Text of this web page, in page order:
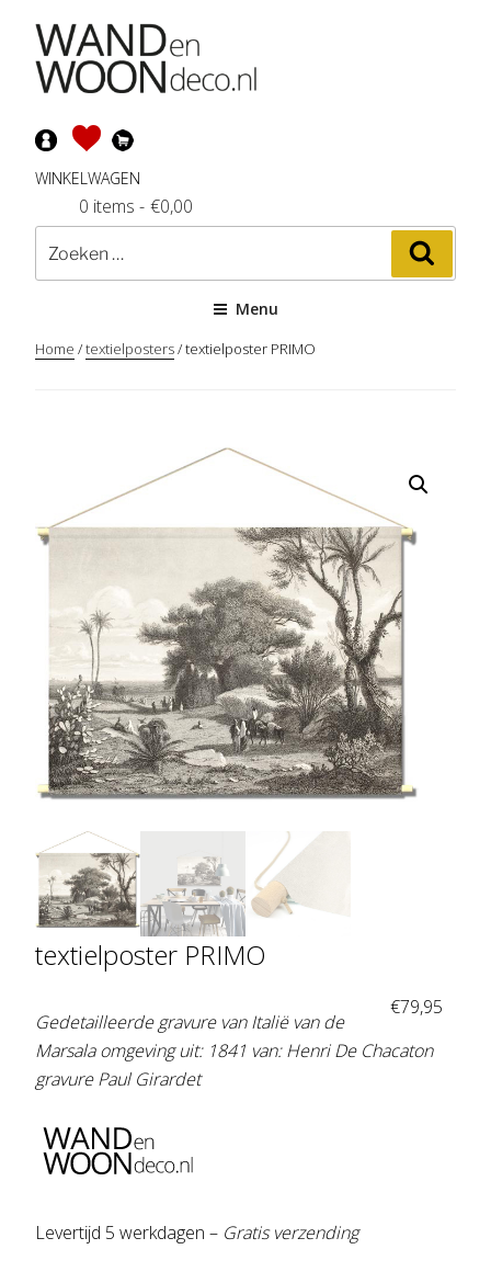
inhoud
WINKELWAGEN
- €0,00
0 items
Zoeken
naar:
Menu
Home /textielposters/ textielposter PRIMO
textielposter PRIMO
€79,95
Gedetailleerde gravure van Italië van de
Marsala omgevinguit: 1841 van: Henri De Chacaton
gravure Paul Girardet
Levertijd 5 werkdagen – Gratis verzending